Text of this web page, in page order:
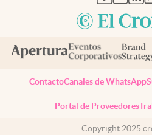
ContactoCanales de WhatsApp
Portal de Proveedores
Copyright 2025